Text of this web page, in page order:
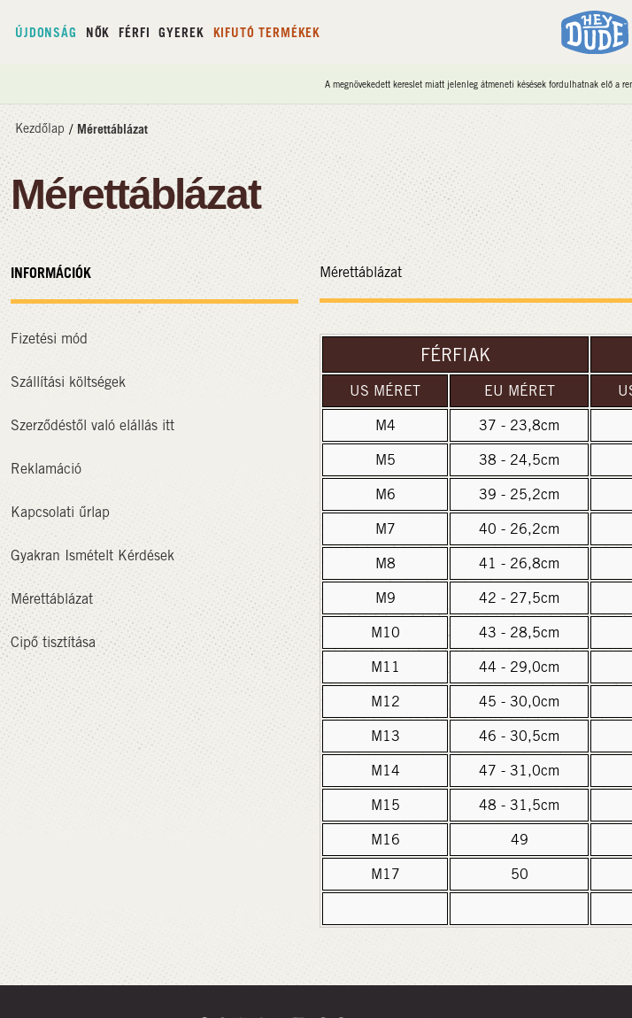
ÚJDONSÁG NŐK FÉRFI GYEREK KIFUTÓ TERMÉKEK
A megnövekedett kereslet miatt jelenleg átmeneti késések fordulhatnak elő a
Kezdőlap / Mérettáblázat
Mérettáblázat
INFORMÁCIÓK
Fizetési mód
Szállítási költségek
Szerződéstől való elállás itt
Reklamáció
Kapcsolati űrlap
Gyakran Ismételt Kérdések
Mérettáblázat
Cipő tisztítása
Mérettáblázat
FÉRFIAK
US MÉRET EU MÉRET
M4 37 - 23,8cm
M5 38 - 24,5cm
M6 39 - 25,2cm
M7 40 - 26,2cm
M8 41 - 26,8cm
M9 42 - 27,5cm
M10 43 - 28,5cm
M11 44 - 29,0cm
M12 45 - 30,0cm
M13 46 - 30,5cm
M14 47 - 31,0cm
M15 48 - 31,5cm
M16 49
M17 50